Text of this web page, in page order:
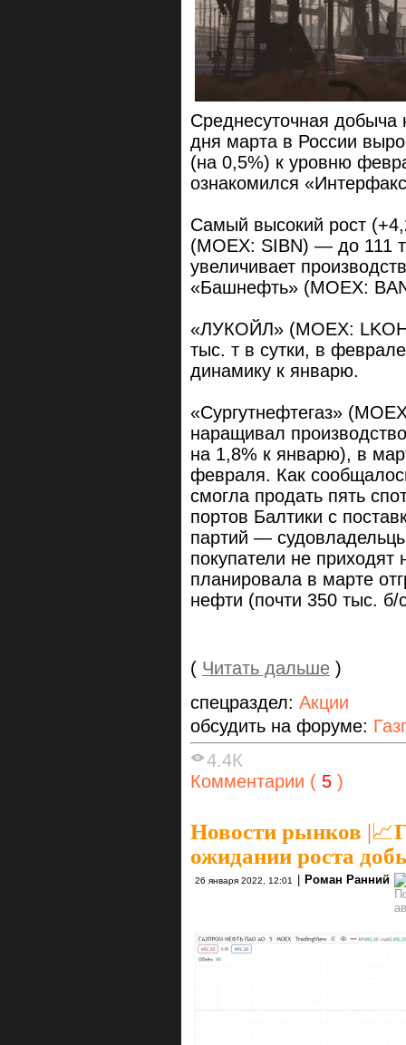
Среднесуточная
дня марта в России
(на 0,5%) к уровню
ознакомился
Самый высокий рост
(MOEX: SIBN) — до 111
увеличивает
«Башнефть» (MOEX:
«ЛУКОЙЛ» (MOEX:
тыс. т в сутки, в
динамику к январю.
«Сургутнефтегаз»
наращивал
на 1,8% к январю), в
февраля. Как
смогла продать пять
портов Балтики с
партий —
покупатели не приходят
планировала в марте
нефти (почти 350 тыс. б/
( Читать дальше )
спецраздел: Акции
обсудить на форуме:
4.4К
Комментарии ( 5 )
Новости рынков |
ожидании роста
26 января 2022, 12:01 Роман Ранний